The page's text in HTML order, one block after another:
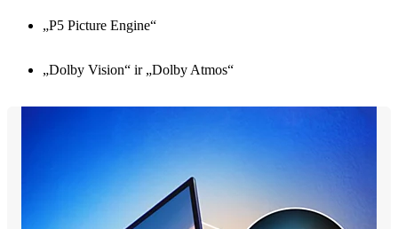
„P5 Picture Engine“
„Dolby Vision“ ir „Dolby Atmos“